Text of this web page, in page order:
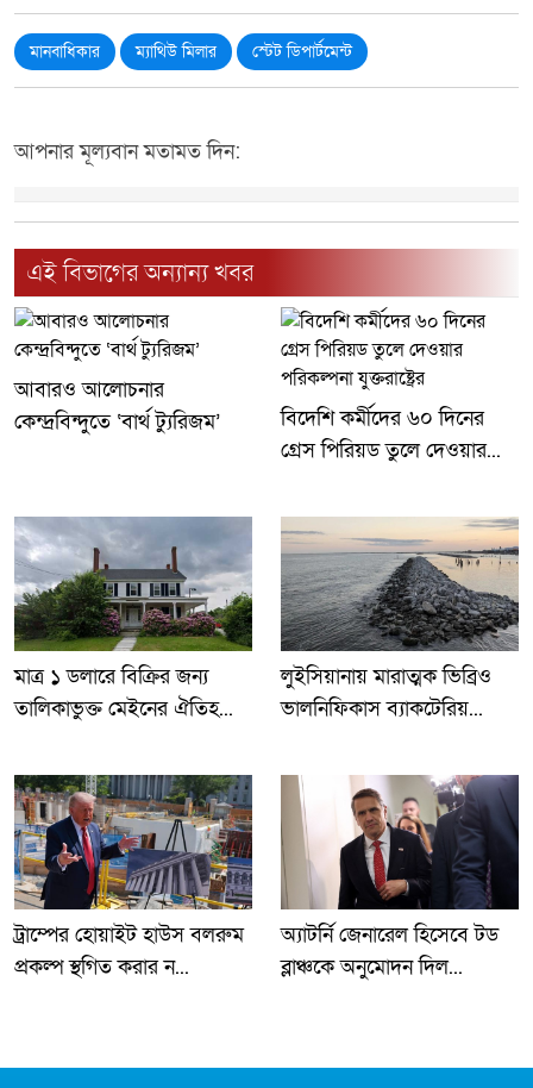
মানবাধিকার ম্যাথিউ মিলার স্টেট ডিপার্টমেন্ট
আপনার মূল্যবান মতামত দিন:
এই বিভাগের অন্যান্য খবর
আবারও আলোচনার
কেন্দ্রবিন্দুতে ‘বার্থ ট্যুরিজম’
বিদেশি কর্মীদের ৬০ দিনের
গ্রেস পিরিয়ড তুলে দেওয়ার...
মাত্র ১ ডলারে বিক্রির জন্য
তালিকাভুক্ত মেইনের ঐতিহ...
লুইসিয়ানায় মারাত্মক ভিব্রিও
ভালনিফিকাস ব্যাকটেরিয়...
ট্রাম্পের হোয়াইট হাউস বলরুম
প্রকল্প স্থগিত করার ন...
অ্যাটর্নি জেনারেল হিসেবে টড
ব্লাঞ্চকে অনুমোদন দিল...